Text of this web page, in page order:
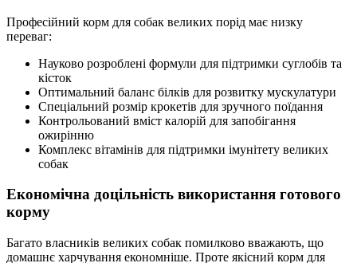
Професійний корм для собак великих порід має низку
переваг:
Науково розроблені формули для підтримки суглобів та
кісток
Оптимальний баланс білків для розвитку мускулатури
Спеціальний розмір крокетів для зручного поїдання
Контрольований вміст калорій для запобігання
ожирінню
Комплекс вітамінів для підтримки імунітету великих
собак
Економічна доцільність використання готового
корму
Багато власників великих собак помилково вважають, що
домашнє харчування економніше. Проте якісний корм для